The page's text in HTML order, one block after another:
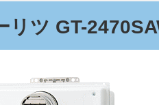
リツ GT-